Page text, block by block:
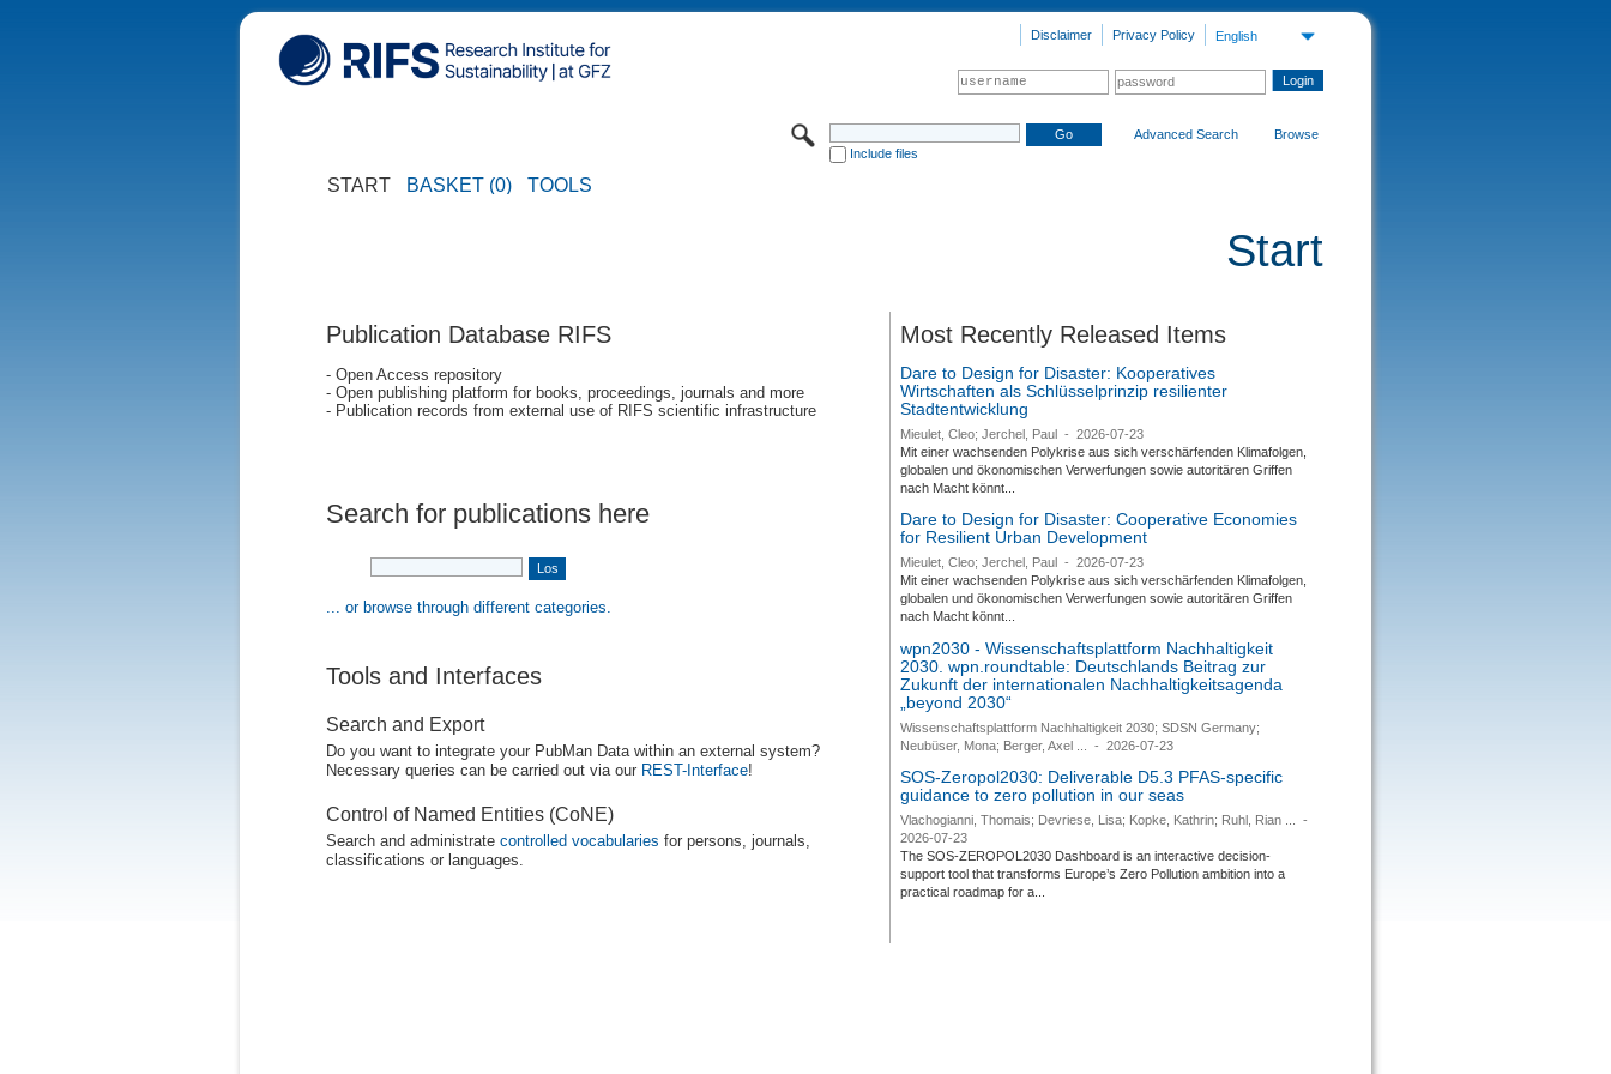
English
Privacy Policy
Disclaimer
Include files
Advanced Search Browse
START BASKET (0) TOOLS
Start
Publication Database RIFS
- Open Access repository
- Open publishing platform for books, proceedings, journals and more
- Publication records from external use of RIFS scientific infrastructure
Search for publications here
... or browse through different categories.
Tools and Interfaces
Search and Export
Do you want to integrate your PubMan Data within an external system?
Necessary queries can be carried out via our REST-Interface!
Control of Named Entities (CoNE)
Search and administrate controlled vocabularies for persons, journals,
classifications or languages.
Most Recently Released Items
Dare to Design for Disaster: Kooperatives
Wirtschaften als Schlüsselprinzip resilienter
Stadtentwicklung
Mieulet, Cleo; Jerchel, Paul -
2026-07-23
Mit einer wachsenden Polykrise aus sich verschärfenden Klimafolgen,
globalen und ökonomischen Verwerfungen sowie autoritären Griffen
nach Macht könnt...
Dare to Design for Disaster: Cooperative Economies
for Resilient Urban Development
Mieulet, Cleo; Jerchel, Paul -
2026-07-23
Mit einer wachsenden Polykrise aus sich verschärfenden Klimafolgen,
globalen und ökonomischen Verwerfungen sowie autoritären Griffen
nach Macht könnt...
wpn2030 - Wissenschaftsplattform Nachhaltigkeit
2030. wpn.roundtable: Deutschlands Beitrag zur
Zukunft der internationalen Nachhaltigkeitsagenda
„beyond 2030“
Wissenschaftsplattform Nachhaltigkeit 2030; SDSN Germany;
Neubüser, Mona; Berger, Axel ...
- 2026-07-23
SOS-Zeropol2030: Deliverable D5.3 PFAS-specific
guidance to zero pollution in our seas
Vlachogianni, Thomais; Devriese, Lisa; Kopke, Kathrin; Ruhl, Rian ...
-
2026-07-23
The SOS-ZEROPOL2030 Dashboard is an interactive decision-
support tool that transforms Europe’s Zero Pollution ambition into a
practical roadmap for a...